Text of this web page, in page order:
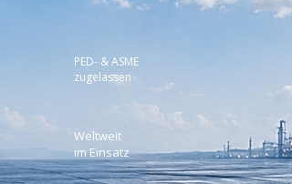
PED- & ASME
zugelassen
Weltweit
im Einsatz